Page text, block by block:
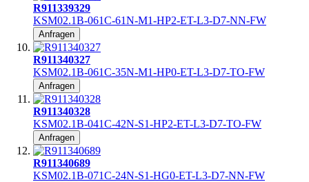
R911339329
KSM02.1B-061C-61N-M1-HP2-ET-L3-D7-NN-FW
Anfragen
R911340327
KSM02.1B-061C-35N-M1-HP0-ET-L3-D7-TO-FW
Anfragen
R911340328
KSM02.1B-041C-42N-S1-HP2-ET-L3-D7-TO-FW
Anfragen
R911340689
KSM02.1B-071C-24N-S1-HG0-ET-L3-D7-NN-FW